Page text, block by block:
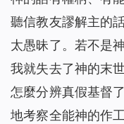
聽信教友謬解主的
太愚昧了。若不是
我就失去了神的末
怎麼分辨真假基督
地考察全能神的作